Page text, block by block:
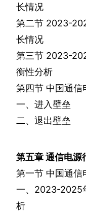
长情况
第二节 2023-
长情况
第三节 2023-
衡性分析
第四节 中国通信
一、进入壁垒
二、退出壁垒
第五章通信电源
第一节 中国通信
一、 2023-2025
析